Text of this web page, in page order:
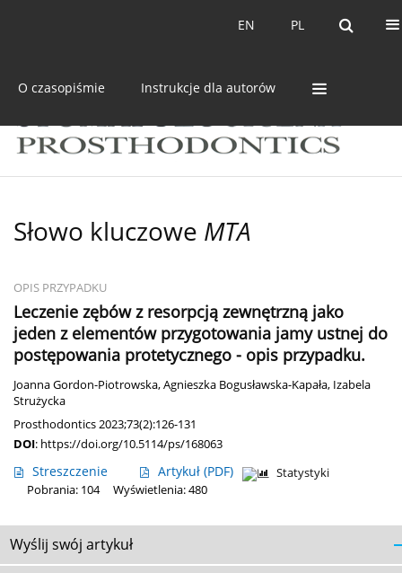
PL
EN PL
EN
O czasopiśmie Instrukcje dla autorów
Słowo kluczowe MTA
OPIS PRZYPADKU
Leczenie zębów z resorpcją zewnętrzną jako
jeden z elementów przygotowania jamy ustnej do
postępowania protetycznego - opis przypadku.
Joanna Gordon-Piotrowska,Agnieszka Bogusławska-Kapała, Izabela
Strużycka
Prosthodontics 2023;73(2):126-131
DOI: https://doi.org/10.5114/ps/168063
Streszczenie Artykuł (PDF)
Statystyki
Pobrania: 104
Wyświetlenia: 480
Wyślij swój artykuł